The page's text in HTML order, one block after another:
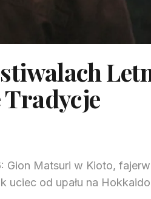
Matsuri w Kioto,
uciec od upału na Hokkaido